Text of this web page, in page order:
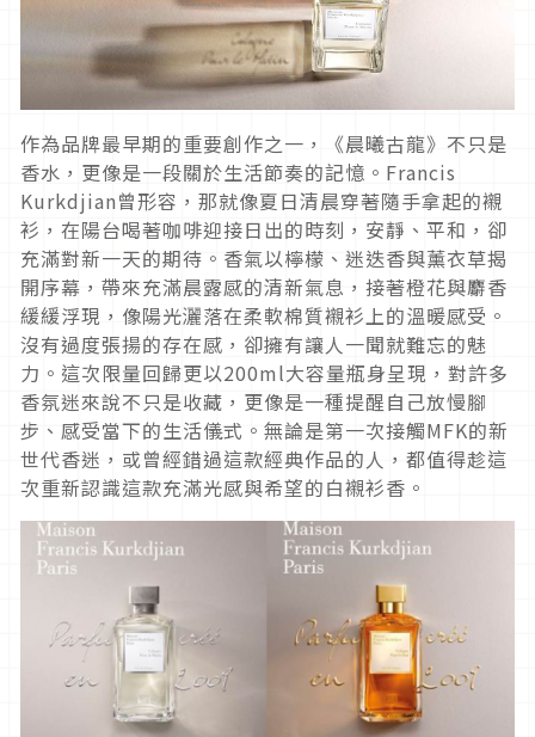
作為品牌最早期的重要創作之一，《晨曦古龍》不只是
香水，更像是一段關於生活節奏的記憶。Francis
Kurkdjian曾形容，那就像夏日清晨穿著隨手拿起的襯
衫，在陽台喝著咖啡迎接日出的時刻，安靜、平和，卻
充滿對新一天的期待。香氣以檸檬、迷迭香與薰衣草揭
開序幕，帶來充滿晨露感的清新氣息，接著橙花與麝香
緩緩浮現，像陽光灑落在柔軟棉質襯衫上的溫暖感受。
沒有過度張揚的存在感，卻擁有讓人一聞就難忘的魅
力。這次限量回歸更以200ml大容量瓶身呈現，對許多
香氛迷來說不只是收藏，更像是一種提醒自己放慢腳
步、感受當下的生活儀式。無論是第一次接觸MFK的新
世代香迷，或曾經錯過這款經典作品的人，都值得趁這
次重新認識這款充滿光感與希望的白襯衫香。